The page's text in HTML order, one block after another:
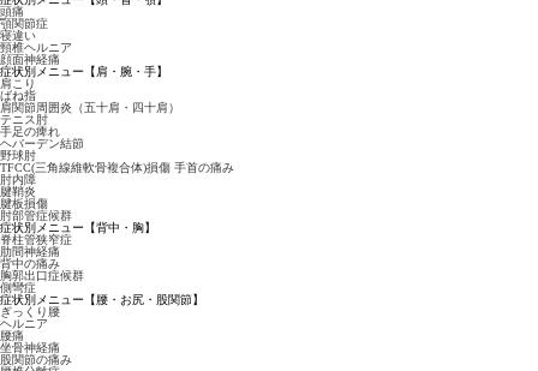
頭痛
顎関節症
寝違い
頸椎ヘルニア
顔面神経痛
症状別メニュー【肩・腕・手】
肩こり
ばね指
肩関節周囲炎（五十肩・四十肩）
テニス肘
手足の痺れ
ヘバーデン結節
野球肘
TFCC(三角線維軟骨複合体)損傷 手首の痛み
肘内障
腱鞘炎
腱板損傷
肘部管症候群
症状別メニュー【背中・胸】
脊柱管狭窄症
肋間神経痛
背中の痛み
胸郭出口症候群
側彎症
症状別メニュー【腰・お尻・股関節】
ぎっくり腰
ヘルニア
腰痛
坐骨神経痛
股関節の痛み